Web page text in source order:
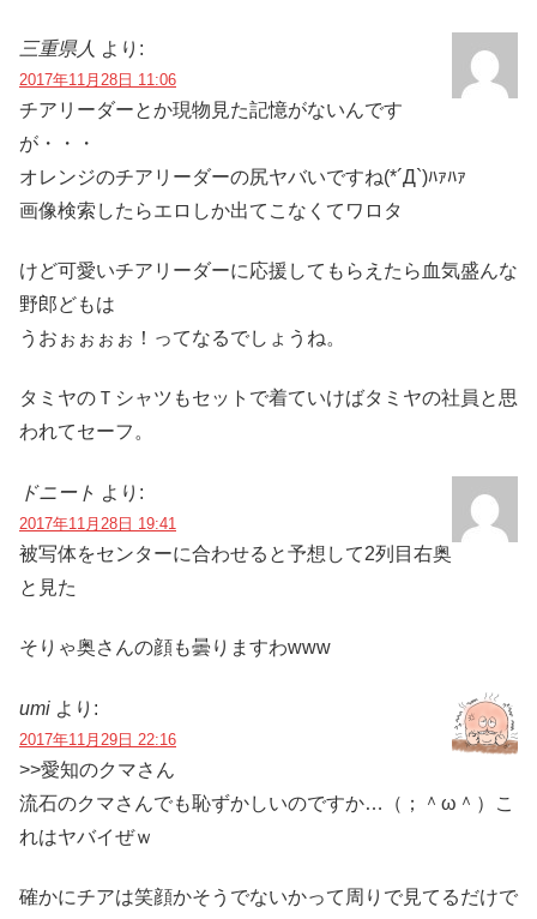
三重県人 より:
2017年11月28日 11:06
チアリーダーとか現物見た記憶がないんです
が・・・
オレンジのチアリーダーの尻ヤバいですね(*´Д`)ﾊｧﾊｧ
画像検索したらエロしか出てこなくてワロタ
けど可愛いチアリーダーに応援してもらえたら血気盛んな
野郎どもは
うおぉぉぉぉ！ってなるでしょうね。
タミヤのＴシャツもセットで着ていけばタミヤの社員と思
われてセーフ。
ドニート より:
2017年11月28日 19:41
被写体をセンターに合わせると予想して2列目右奥
と見た
そりゃ奥さんの顔も曇りますわwww
umi より:
2017年11月29日 22:16
>>愛知のクマさん
流石のクマさんでも恥ずかしいのですか…（；＾ω＾）こ
れはヤバイぜｗ
確かにチアは笑顔かそうでないかって周りで見てるだけで